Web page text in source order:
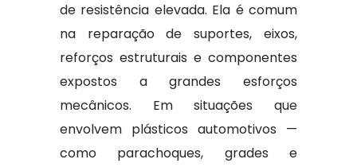
de resistência elevada. Ela é comum
na reparação de suportes, eixos,
reforços estruturais e componentes
expostos a grandes esforços
mecânicos. Em situações que
envolvem plásticos automotivos —
como parachoques, grades e